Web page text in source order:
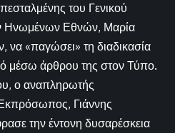
του Γενικού
Ηνωμένων Εθνών, Μαρία
να «παγώσει» τη διαδικασία
μέσω άρθρου της στον Τύπο.
ο αναπληρωτής
Γιάννης
την έντονη δυσαρέσκεια